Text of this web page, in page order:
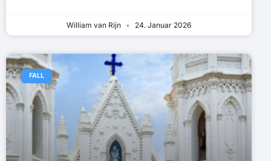
William van Rijn 24. Januar 2026
FALL